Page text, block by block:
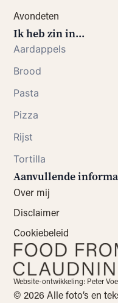
Avondeten
Ik heb zin in...
Aardappels
Brood
Pasta
Pizza
Rijst
Tortilla
Aanvullende
Over mij
Disclaimer
Cookiebeleid
Website-ontwikkeling: Peter
© 2026 Alle foto’s en